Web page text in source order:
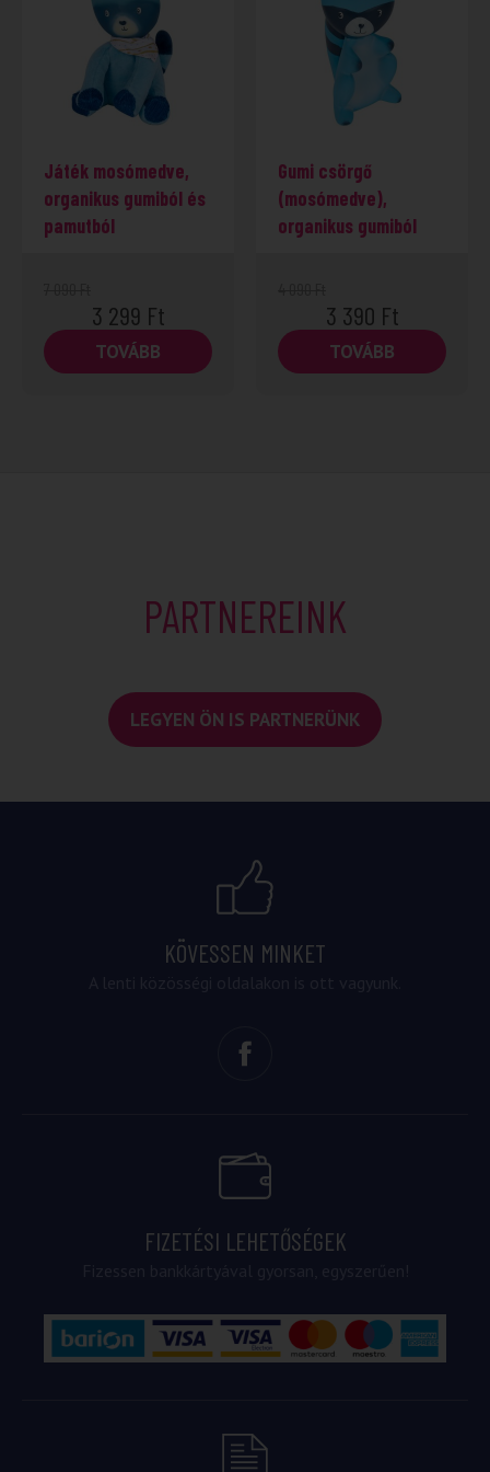
Játék mosómedve,
organikus gumiból és
pamutból
3 299 Ft
TOVÁBB
Gumi csörgő
(mosómedve),
organikus gumiból
3 390 Ft
TOVÁBB
PARTNEREINK
LEGYEN ÖN IS PARTNERÜNK
KÖVESSEN MINKET
FIZETÉSI LEHETŐSÉGEK